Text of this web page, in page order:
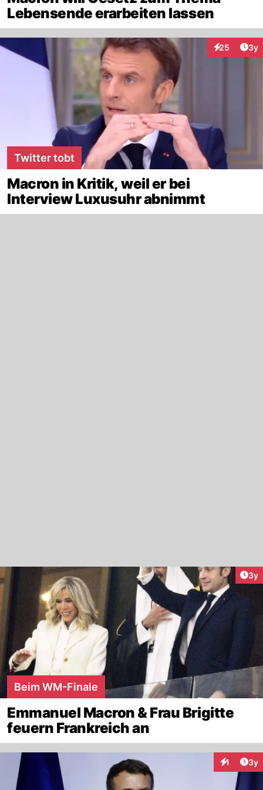
Lebensende erarbeiten lassen
25
Interaktionen
3y
Twitter tobt
Macron in Kritik, weil er bei
Interview Luxusuhr abnimmt
3y
Beim WM-Finale
Emmanuel Macron & Frau Brigitte
feuern Frankreich an
1 3y